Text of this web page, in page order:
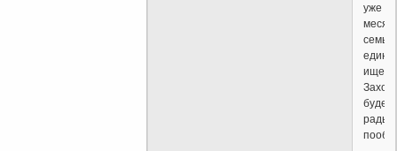
уже
семь
ищем.
будем
рады